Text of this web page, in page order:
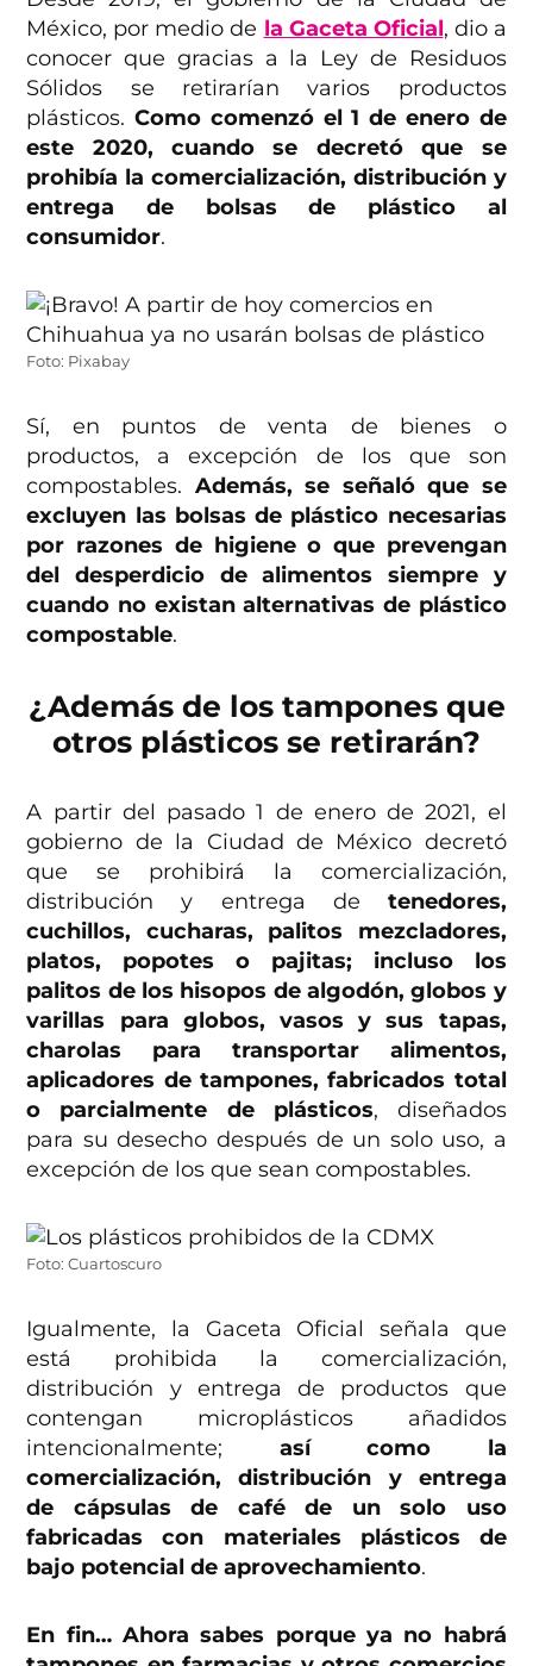
México, por medio de la Gaceta Oficial, dio a
conocer que gracias a la Ley de Residuos
Sólidos se retirarían varios productos
plásticos.Como comenzó el 1 de enero de
este 2020, cuando se decretó que se
prohibía la comercialización, distribución y
entrega de bolsas de plástico al
consumidor.
Foto: Pixabay
Sí, en puntos de venta de bienes o
productos, a excepción de los que son
compostables. Además, se señaló que se
excluyen las bolsas de plástico necesarias
por razones de higiene o que prevengan
del desperdicio de alimentos siempre y
cuando no existan alternativas de plástico
compostable.
¿Además de los tampones que
otros plásticos se retirarán?
A partir del pasado 1 de enero de 2021, el
gobierno de la Ciudad de México decretó
que se prohibirá la comercialización,
distribución y entrega de tenedores,
cuchillos, cucharas, palitos mezcladores,
platos, popotes o pajitas; incluso los
palitos de los hisopos de algodón, globos y
varillas para globos, vasos y sus tapas,
charolas para transportar alimentos,
aplicadores de tampones, fabricados total
o parcialmente de plásticos, diseñados
para su desecho después de un solo uso, a
excepción de los que sean compostables.
Foto: Cuartoscuro
Igualmente, la Gaceta Oficial señala que
está prohibida la comercialización,
distribución y entrega de productos que
contengan microplásticos añadidos
intencionalmente; así como la
comercialización, distribución y entrega
de cápsulas de café de un solo uso
fabricadas con materiales plásticos de
bajo potencial de aprovechamiento.
En fin… Ahora sabes porque ya no habrá